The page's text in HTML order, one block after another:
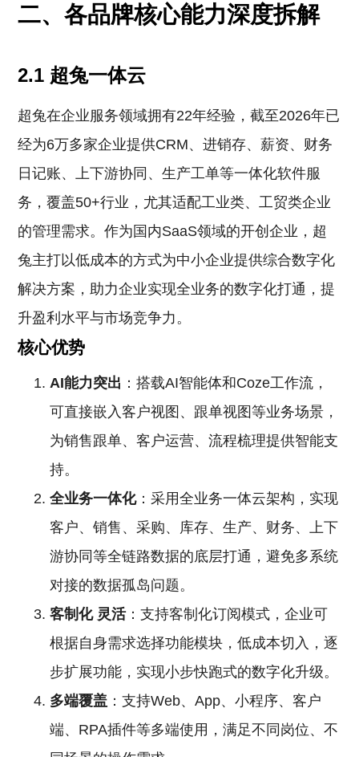
二、各品牌核心能力深度拆解
2.1 超兔一体云
超兔在企业服务领域拥有22年经验，截至2026年已
经为6万多家企业提供CRM、进销存、薪资、财务
日记账、上下游协同、生产工单等一体化软件服
务，覆盖50+行业，尤其适配工业类、工贸类企业
的管理需求。作为国内SaaS领域的开创企业，超
兔主打以低成本的方式为中小企业提供综合数字化
解决方案，助力企业实现全业务的数字化打通，提
升盈利水平与市场竞争力。
核心优势
AI能力突出 ：搭载AI智能体和Coze工作流，
可直接嵌入客户视图、跟单视图等业务场景，
为销售跟单、客户运营、流程梳理提供智能支
持。
全业务一体化：采用全业务一体云架构，实现
客户、销售、采购、库存、生产、财务、上下
游协同等全链路数据的底层打通，避免多系统
对接的数据孤岛问题。
客制化 灵活：支持客制化订阅模式，企业可
根据自身需求选择功能模块，低成本切入，逐
步扩展功能，实现小步快跑式的数字化升级。
多端覆盖 ：支持Web、App、小程序、客户
端、RPA插件等多端使用，满足不同岗位、不